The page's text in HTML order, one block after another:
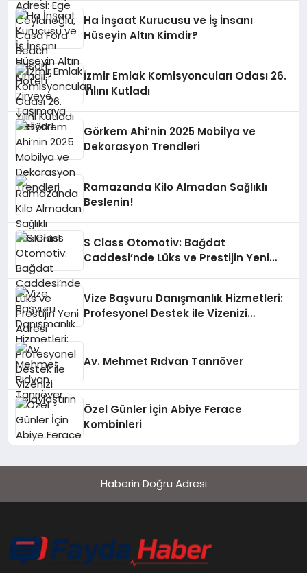
Ha İnşaat Kurucusu ve İş İnsanı
Hüseyin Altın Kimdir?
İzmir Emlak Komisyoncuları Odası 26.
Yılını Kutladı
Görkem Ahi’nin 2025 Mobilya ve
Dekorasyon Trendleri
Ramazanda Kilo Almadan Sağlıklı
Beslenin!
S Class Otomotiv: Bağdat
Caddesi’nde Lüks ve Prestijin Yeni
Vize Başvuru Danışmanlık Hizmetleri:
Profesyonel Destek ile Vizenizi
Av. Mehmet Rıdvan Tanrıöver
Özel Günler İçin Abiye Ferace
Kombinleri
Haberin Doğru Adresi